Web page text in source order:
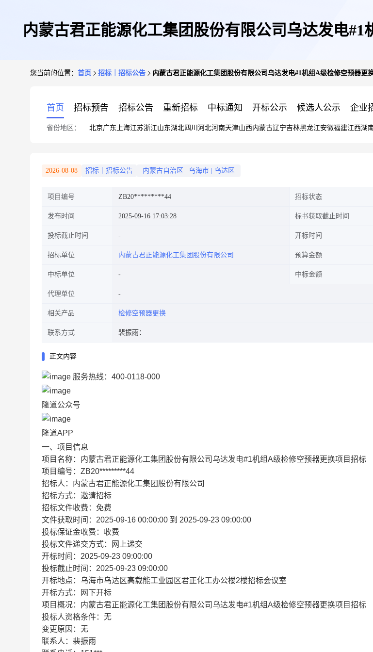
内蒙古君正能源化工集团股份有限公司乌达发电
您当前的位置： 首页 招标｜招标公告 内蒙古君正能源化工集团股份有限公司乌达发电#1机组A级检修空预器更
首页 招标预告 招标公告 重新招标 中标通知 开标公示 候选人公示 企业
省份地区： 北京广东 上海江苏浙江山东湖北四川 河北河南天津山西内蒙古辽宁吉林黑龙江安徽福建江西湖
2026-08-08 招标｜招标公告 内蒙古自治区 乌海市 乌达区
项目编号 ZB20*********44 招标状态
发布时间 2025-09-16 17:03:28 标书获取截止时间
投标截止时间 开标时间
招标单位 内蒙古君正能源化工集团股份有限公司 预算金额
中标单位 中标金额
代理单位
相关产品 检修空预器更换
联系方式 裴振雨：
正文内容
服务热线： 400-0118-000
隆道公众号
隆道APP
一、项目信息
项目名称：内蒙古君正能源化工集团股份有限公司乌达发电#1机组A级检修空预器更换项目招标
项目编号：ZB20*********44
招标人：内蒙古君正能源化工集团股份有限公司
招标方式：邀请招标
招标文件收费：免费
文件获取时间：2025-09-16 00:00:00 到 2025-09-23 09:00:00
投标保证金收费：收费
投标文件递交方式：网上递交
开标时间：2025-09-23 09:00:00
投标截止时间：2025-09-23 09:00:00
开标地点：乌海市乌达区高载能工业园区君正化工办公楼2楼招标会议室
开标方式：网下开标
项目概况：内蒙古君正能源化工集团股份有限公司乌达发电#1机组A级检修空预器更换项目招标
投标人资格条件：无
变更原因：无
联系人：裴振雨